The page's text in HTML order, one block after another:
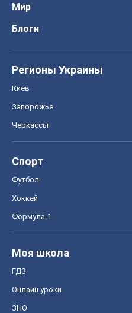
Мир
Блоги
Регионы Украины
Киев
Запорожье
Черкассы
Спорт
Футбол
Хоккей
Формула-1
Моя школа
ГДЗ
Онлайн уроки
ЗНО